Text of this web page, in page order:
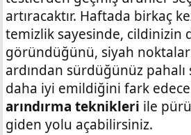
artıracaktır. Haftada birkaç
temizlik sayesinde, cildinizin
göründüğünü, siyah
ardından sürdüğünüz pahalı
daha iyi emildiğini fark
arındırma teknikleri ile
giden yolu açabilirsiniz.